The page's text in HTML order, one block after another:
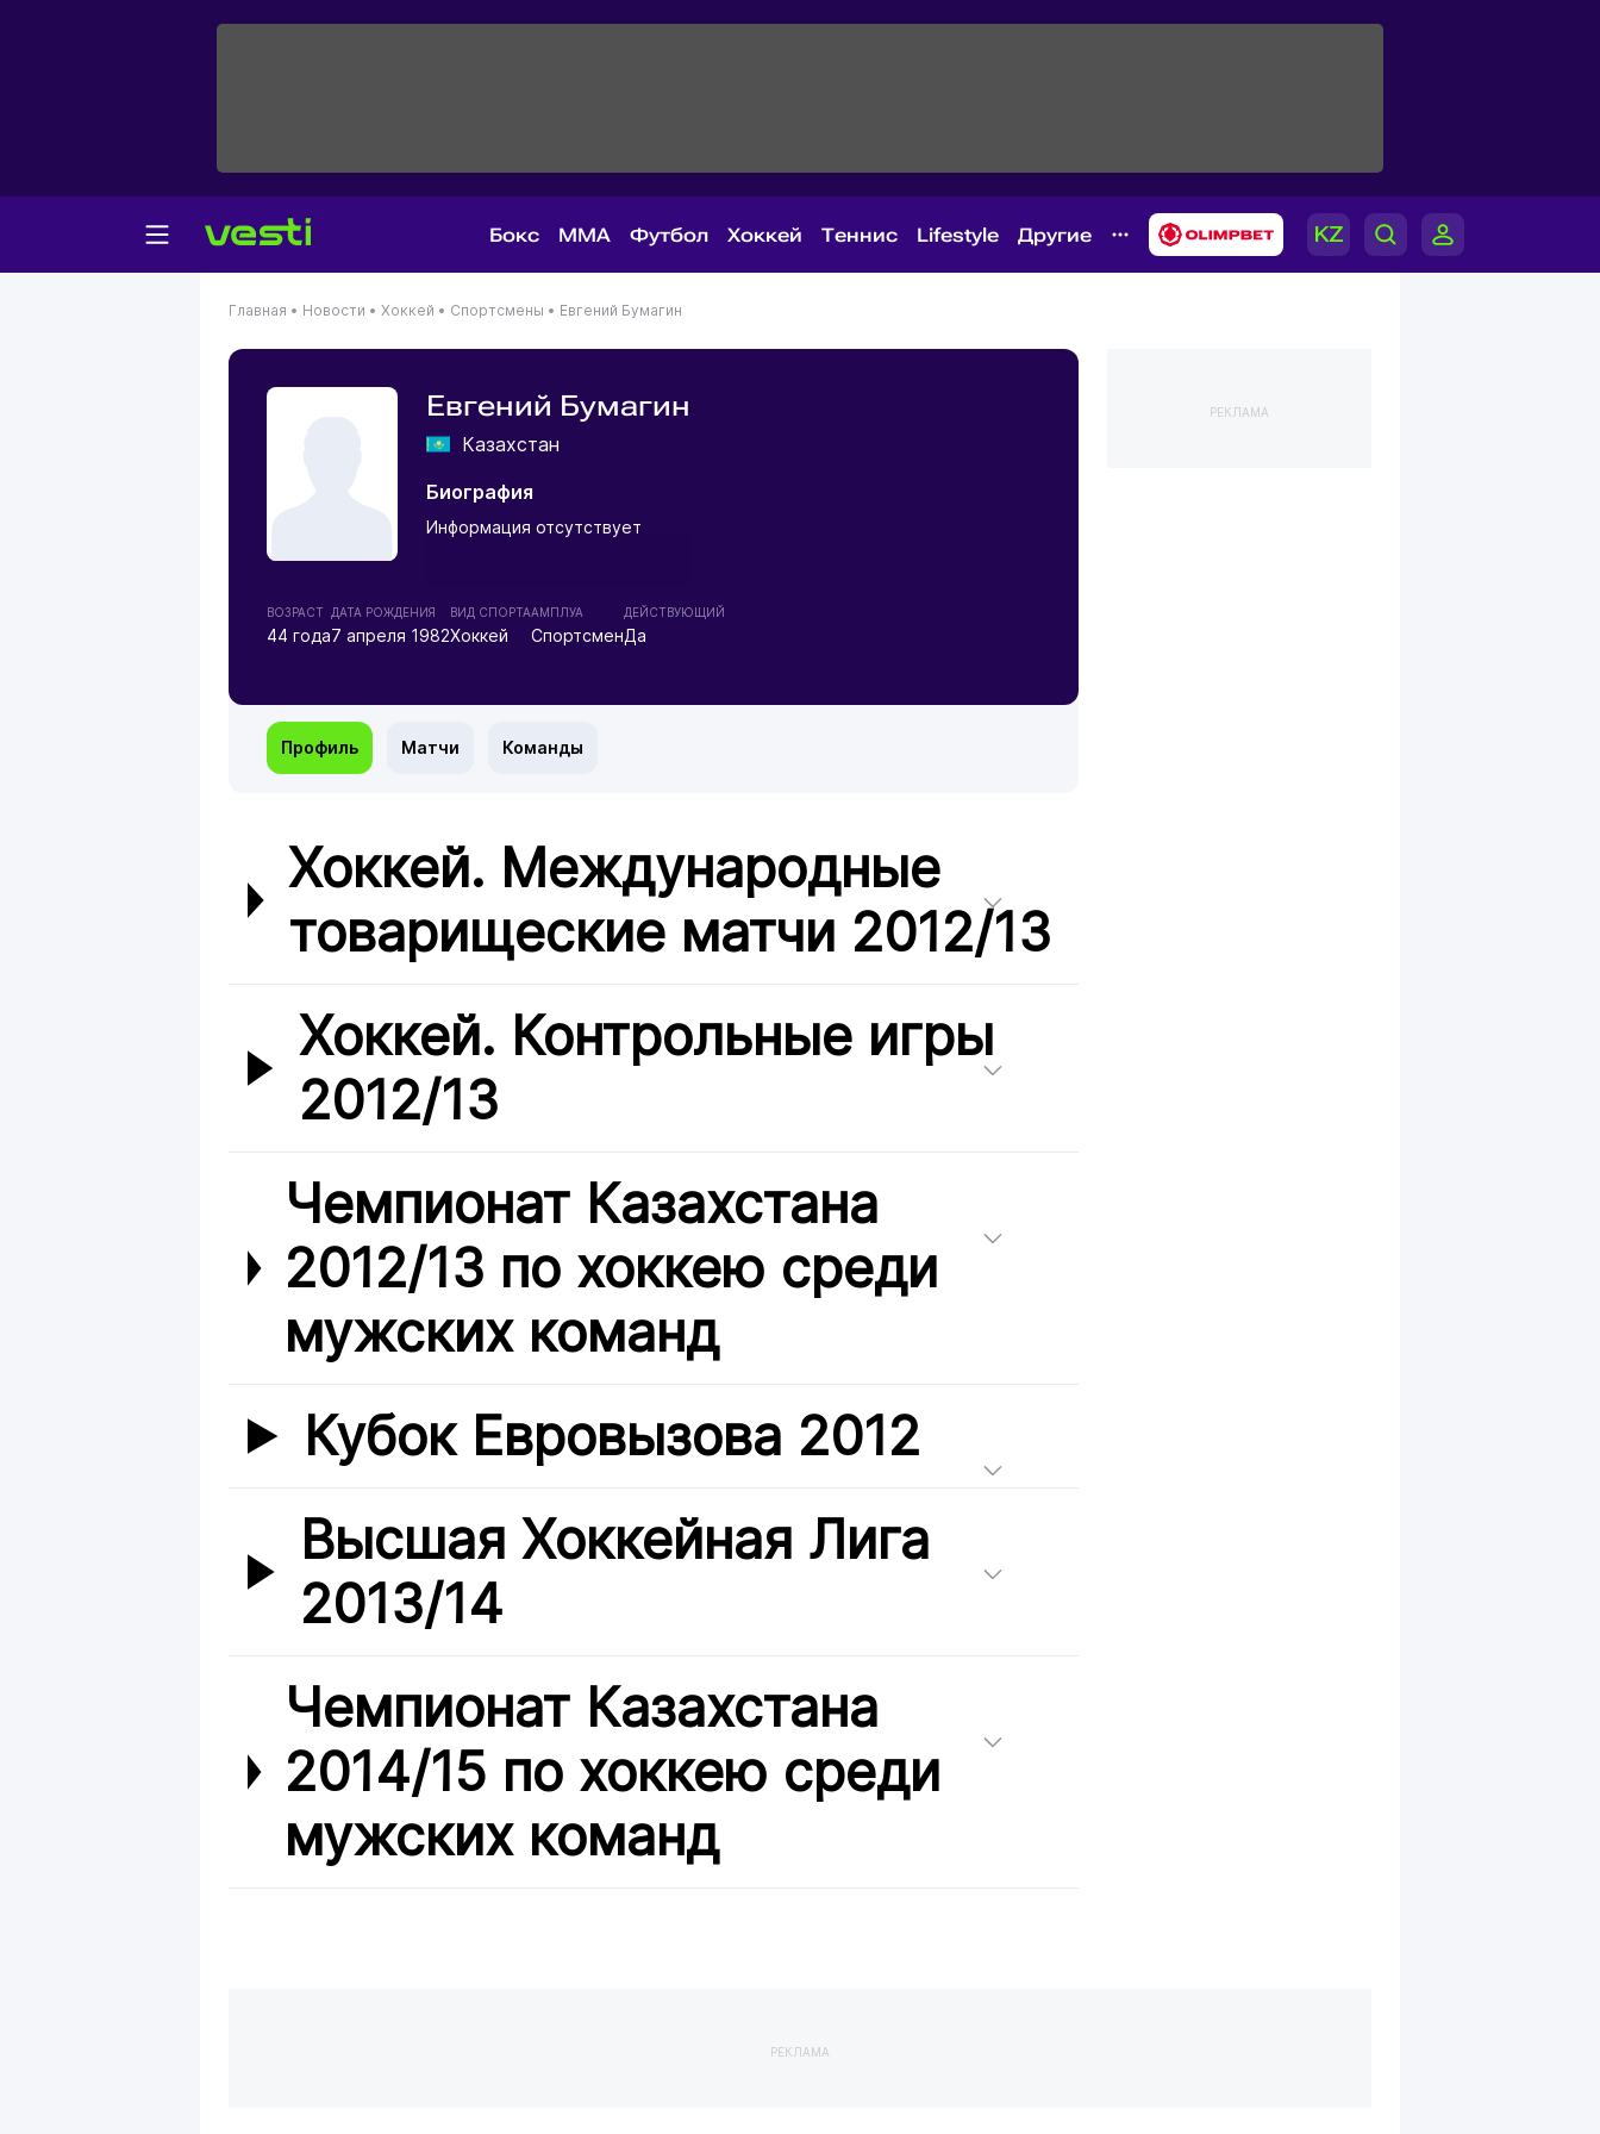
Бокс MMA Футбол Хоккей Теннис Lifestyle Другие
Главная • Новости • Хоккей • Спортсмены • Евгений Бумагин
Евгений Бумагин
Казахстан
Биография
Информация отсутствует
ВОЗРАСТ
44 года
ДАТА РОЖДЕНИЯ
7 апреля 1982
ВИД СПОРТА
Хоккей
АМПЛУА
Спортсмен
ДЕЙСТВУЮЩИЙ
Да
Профиль Матчи Команды
Хоккей. Международные
товарищеские матчи 2012/13
Хоккей. Контрольные игры
2012/13
Чемпионат Казахстана
2012/13 по хоккею среди
мужских команд
Кубок Евровызова 2012
Высшая Хоккейная Лига
2013/14
Чемпионат Казахстана
2014/15 по хоккею среди
мужских команд
РЕКЛАМА
РЕКЛАМА